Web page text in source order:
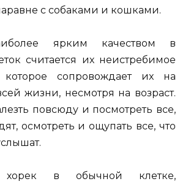
с собаками и кошками.
ярким качеством в
считается их неистребимое
которое сопровождает их на
жизни, несмотря на возраст.
повсюду и посмотреть все,
осмотреть и ощупать все, что
хорек в обычной клетке,